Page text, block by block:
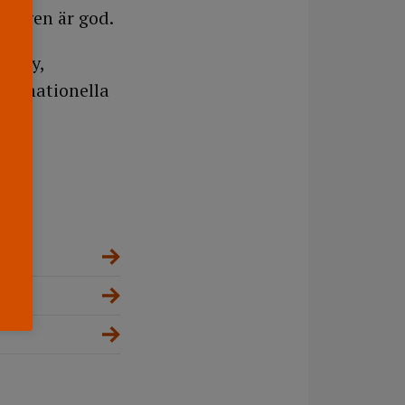
är god.